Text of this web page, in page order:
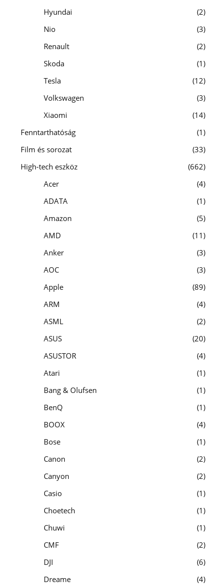
Hyundai
2
Nio
3
Renault
2
Skoda
1
Tesla
12
Volkswagen
3
Xiaomi
14
Fenntarthatóság
1
Film és sorozat
33
High-tech eszköz
662
Acer
4
ADATA
1
Amazon
5
AMD
11
Anker
3
AOC
3
Apple
89
ARM
4
ASML
2
ASUS
20
ASUSTOR
4
Atari
1
Bang & Olufsen
1
BenQ
1
BOOX
4
Bose
1
Canon
2
Canyon
2
Casio
1
Choetech
1
Chuwi
1
CMF
2
DJI
6
Dreame
4